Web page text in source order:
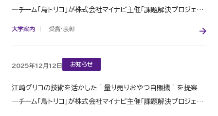
─チーム「鳥トリコ」が株式会社マイナビ主催「課題解決プロジェク
大学案内 受賞・表彰
2025年12月12日 お知らせ
江崎グリコの技術を活かした＂量り売りおやつ自販機＂を提案
─チーム「鳥トリコ」が株式会社マイナビ主催「課題解決プロジェク